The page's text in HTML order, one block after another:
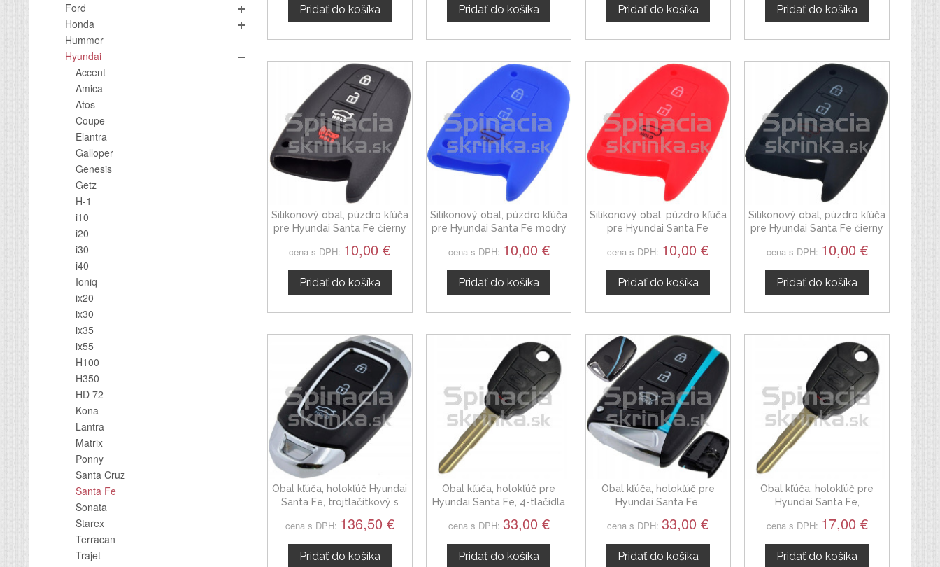
Pridať do košíka Pridať do košíka Pridať do košíka Pridať do košíka
Silikonový obal, púzdro kľúča
pre Hyundai Santa Fe čierny
cena s DPH: 10,00 €
Pridať do košíka
Silikonový obal, púzdro kľúča
pre Hyundai Santa Fe modrý
cena s DPH: 10,00 €
Pridať do košíka
Silikonový obal, púzdro kľúča
pre Hyundai Santa Fe
cena s DPH: 10,00 €
Pridať do košíka
Silikonový obal, púzdro kľúča
pre Hyundai Santa Fe čierny
cena s DPH: 10,00 €
Pridať do košíka
Obal kľúča, holokľúč Hyundai
Santa Fe, trojtlačítkový s
cena s DPH: 136,50 €
Pridať do košíka
Obal kľúča, holokľúč pre
Hyundai Santa Fe, 4-tlačidla
cena s DPH: 33,00 €
Pridať do košíka
Obal kľúča, holokľúč pre
Hyundai Santa Fe,
cena s DPH: 33,00 €
Pridať do košíka
Obal kľúča, holokľúč pre
Hyundai Santa Fe,
cena s DPH: 17,00 €
Pridať do košíka
Ford
Honda
Hummer
Hyundai
Accent
Amica
Atos
Coupe
Elantra
Galloper
Genesis
Getz
H-1
i10
i20
i30
i40
Ioniq
ix20
ix30
ix35
ix55
H100
H350
HD 72
Kona
Lantra
Matrix
Ponny
Santa Cruz
Santa Fe
Sonata
Starex
Terracan
Trajet